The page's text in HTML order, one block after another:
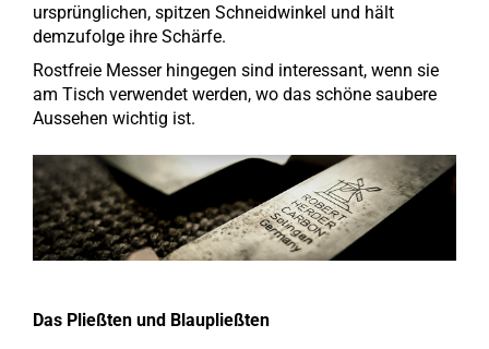
ursprünglichen, spitzen Schneidwinkel und hält
demzufolge ihre Schärfe.
Rostfreie Messer hingegen sind interessant, wenn sie
am Tisch verwendet werden, wo das schöne saubere
Aussehen wichtig ist.
Das Pließten und Blaupließten